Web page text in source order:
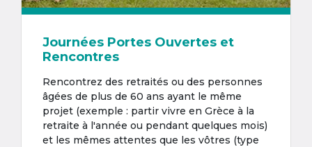
Journées Portes Ouvertes et
Rencontres
Rencontrez des retraités ou des personnes
âgées de plus de 60 ans ayant le même
projet (exemple : partir vivre en Grèce à la
retraite à l'année ou pendant quelques mois)
et les mêmes attentes que les vôtres (type